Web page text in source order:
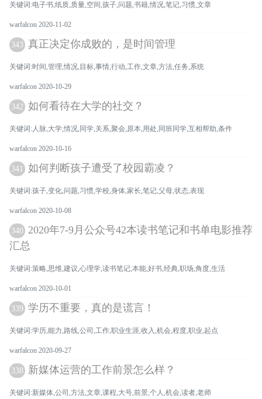
关键词:电子书,纸质,质量,空间,孩子,问题,书籍,情况,笔记,习惯,文章
warfalcon 2020-11-02
343 真正决定你成败的，是时间管理
关键词:时间,管理,情况,目标,事情,行动,工作,文章,方法,任务,系统
warfalcon 2020-10-29
342 如何看待在大学的社交？
关键词:人脉,大学,情况,同学,关系,聚会,原本,用处,同班同学,互相帮助,条件
warfalcon 2020-10-16
341 如何判断孩子遭受了校园霸凌？
关键词:孩子,变化,问题,习惯,学校,身体,家长,笔记,父母,状态,表现
warfalcon 2020-10-08
340 2020年7-9月公众号42本读书笔记和书单电影推荐
汇总
关键词:策略,思维,建议,心理学,读书笔记,本能,好书,经典,职场,角度,生活
warfalcon 2020-10-01
339 学历不重要，真的是谎言！
关键词:学历,能力,路线,公司,工作,职业生涯,收入,机会,程度,职业,起点
warfalcon 2020-09-27
338 新媒体运营的工作前景怎么样？
关键词:新媒体,公司,方法,文章,课程,大号,前景,个人,机会,读者,老师